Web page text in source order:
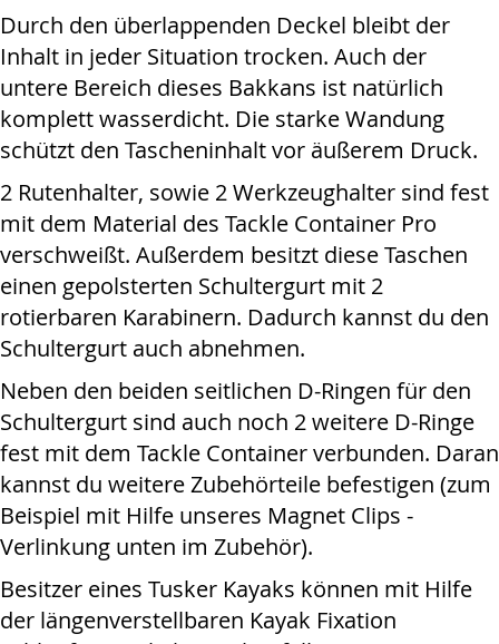
Durch den überlappenden Deckel bleibt der
Inhalt in jeder Situation trocken. Auch der
untere Bereich dieses Bakkans ist natürlich
komplett wasserdicht. Die starke Wandung
schützt den Tascheninhalt vor äußerem Druck.
2 Rutenhalter, sowie 2 Werkzeughalter sind fest
mit dem Material des Tackle Container Pro
verschweißt. Außerdem besitzt diese Taschen
einen gepolsterten Schultergurt mit 2
rotierbaren Karabinern. Dadurch kannst du den
Schultergurt auch abnehmen.
Neben den beiden seitlichen D-Ringen für den
Schultergurt sind auch noch 2 weitere D-Ringe
fest mit dem Tackle Container verbunden. Daran
kannst du weitere Zubehörteile befestigen (zum
Beispiel mit Hilfe unseres Magnet Clips -
Verlinkung unten im Zubehör).
Besitzer eines Tusker Kayaks können mit Hilfe
der längenverstellbaren Kayak Fixation